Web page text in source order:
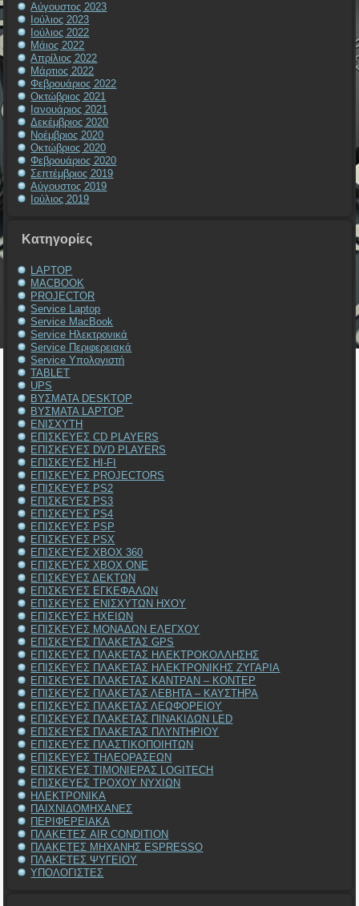
Αύγουστος 2023
Ιούλιος 2023
Ιούλιος 2022
Μάιος 2022
Απρίλιος 2022
Μάρτιος 2022
Φεβρουάριος 2022
Οκτώβριος 2021
Ιανουάριος 2021
Δεκέμβριος 2020
Νοέμβριος 2020
Οκτώβριος 2020
Φεβρουάριος 2020
Σεπτέμβριος 2019
Αύγουστος 2019
Ιούλιος 2019
Kατηγορίες
LAPTOP
MACBOOK
PROJECTOR
Service Laptop
Service MacBook
Service Ηλεκτρονικά
Service Περιφερειακά
Service Υπολογιστή
TABLET
UPS
ΒΥΣΜΑΤΑ DESKTOP
ΒΥΣΜΑΤΑ LAPTOP
ΕΝΙΣΧΥΤΗ
ΕΠΙΣΚΕΥΕΣ CD PLAYERS
ΕΠΙΣΚΕΥΕΣ DVD PLAYERS
ΕΠΙΣΚΕΥΕΣ HI-FI
ΕΠΙΣΚΕΥΕΣ PROJECTORS
ΕΠΙΣΚΕΥΕΣ PS2
ΕΠΙΣΚΕΥΕΣ PS3
ΕΠΙΣΚΕΥΕΣ PS4
ΕΠΙΣΚΕΥΕΣ PSP
ΕΠΙΣΚΕΥΕΣ PSX
ΕΠΙΣΚΕΥΕΣ XBOX 360
ΕΠΙΣΚΕΥΕΣ XBOX ONE
ΕΠΙΣΚΕΥΕΣ ΔΕΚΤΩΝ
ΕΠΙΣΚΕΥΕΣ ΕΓΚΕΦΑΛΩΝ
ΕΠΙΣΚΕΥΕΣ ΕΝΙΣΧΥΤΩΝ ΗΧΟΥ
ΕΠΙΣΚΕΥΕΣ ΗΧΕΙΩΝ
ΕΠΙΣΚΕΥΕΣ ΜΟΝΑΔΩΝ ΕΛΕΓΧΟΥ
ΕΠΙΣΚΕΥΕΣ ΠΛΑΚΕΤΑΣ GPS
ΕΠΙΣΚΕΥΕΣ ΠΛΑΚΕΤΑΣ ΗΛΕΚΤΡΟΚΟΛΛΗΣΗΣ
ΕΠΙΣΚΕΥΕΣ ΠΛΑΚΕΤΑΣ ΗΛΕΚΤΡΟΝΙΚΗΣ ΖΥΓΑΡΙΑ
ΕΠΙΣΚΕΥΕΣ ΠΛΑΚΕΤΑΣ ΚΑΝΤΡΑΝ – ΚΟΝΤΕΡ
ΕΠΙΣΚΕΥΕΣ ΠΛΑΚΕΤΑΣ ΛΕΒΗΤΑ – ΚΑΥΣΤΗΡΑ
ΕΠΙΣΚΕΥΕΣ ΠΛΑΚΕΤΑΣ ΛΕΩΦΟΡΕΙΟΥ
ΕΠΙΣΚΕΥΕΣ ΠΛΑΚΕΤΑΣ ΠΙΝΑΚΙΔΩΝ LED
ΕΠΙΣΚΕΥΕΣ ΠΛΑΚΕΤΑΣ ΠΛΥΝΤΗΡΙΟΥ
ΕΠΙΣΚΕΥΕΣ ΠΛΑΣΤΙΚΟΠΟΙΗΤΩΝ
ΕΠΙΣΚΕΥΕΣ ΤΗΛΕΟΡΑΣΕΩΝ
ΕΠΙΣΚΕΥΕΣ ΤΙΜΟΝΙΕΡΑΣ LOGITECH
ΕΠΙΣΚΕΥΕΣ ΤΡΟΧΟΥ ΝΥΧΙΩΝ
ΗΛΕΚΤΡΟΝΙΚΑ
ΠΑΙΧΝΙΔΟΜΗΧΑΝΕΣ
ΠΕΡΙΦΕΡΕΙΑΚΑ
ΠΛΑΚΕΤΕΣ AIR CONDITION
ΠΛΑΚΕΤΕΣ ΜΗΧΑΝΗΣ ESPRESSO
ΠΛΑΚΕΤΕΣ ΨΥΓΕΙΟΥ
ΥΠΟΛΟΓΙΣΤΕΣ